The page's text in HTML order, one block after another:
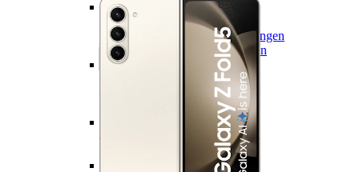
hollandsnieuwe
hollandsnieuwe
hollandsnieuwe aanbiedingen
hollandsnieuwe verlengen
Ben
Ben aanbiedingen
Simyo aanbiedingen